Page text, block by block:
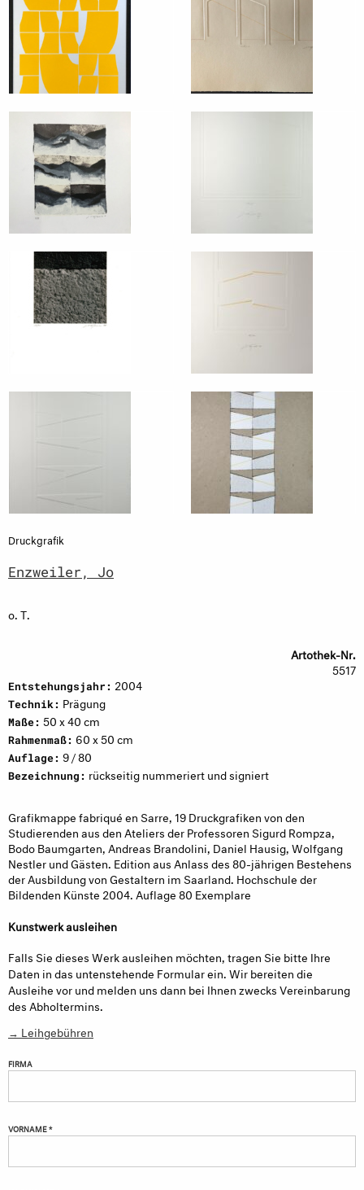
Druckgrafik
Enzweiler, Jo
o. T.
Artothek-Nr.
5517
Entstehungsjahr: 2004
Technik: Prägung
Maße: 50 x 40 cm
Rahmenmaß: 60 x 50 cm
Auflage: 9 / 80
Bezeichnung: rückseitig nummeriert und signiert
Grafikmappe fabriqué en Sarre, 19 Druckgrafiken von den
Studierenden aus den Ateliers der Professoren Sigurd Rompza,
Bodo Baumgarten, Andreas Brandolini, Daniel Hausig, Wolfgang
Nestler und Gästen. Edition aus Anlass des 80-jährigen Bestehens
der Ausbildung von Gestaltern im Saarland. Hochschule der
Bildenden Künste 2004. Auflage 80 Exemplare
Kunstwerk ausleihen
Falls Sie dieses Werk ausleihen möchten, tragen Sie bitte Ihre
Daten in das untenstehende Formular ein. Wir bereiten die
Ausleihe vor und melden uns dann bei Ihnen zwecks Vereinbarung
des Abholtermins.
→ Leihgebühren
FIRMA
VORNAME *